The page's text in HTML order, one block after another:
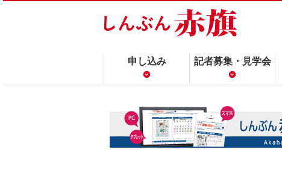
申し込み 記者募集・見学会